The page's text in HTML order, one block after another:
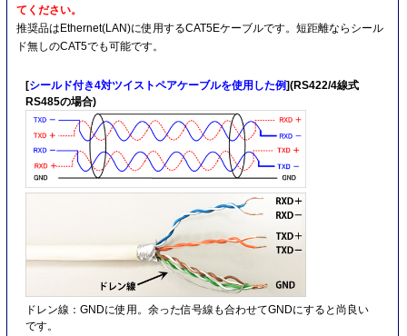
てください。
推奨品はEthernet(LAN)に使用するCAT5Eケーブルです。短距離ならシール
ド無しのCAT5でも可能です。
[シールド付き4対ツイストペアケーブルを使用した例](RS422/4線式
RS485の場合)
ドレン線：GNDに使用。余った信号線も合わせてGNDにすると尚良い
です。